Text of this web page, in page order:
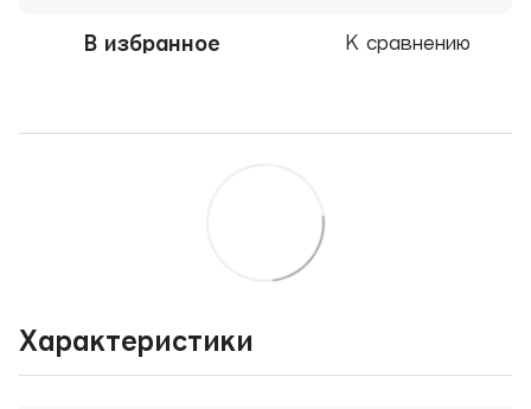
В избранное К сравнению
Характеристики